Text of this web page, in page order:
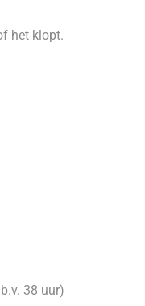
het klopt.
38 uur)